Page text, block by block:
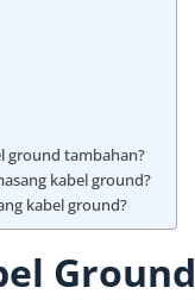
ground tambahan?
kabel ground?
kabel ground?
Ground